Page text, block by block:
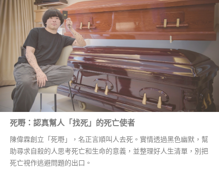
死嘢：認真幫人「找死」的死亡使者
陳偉霖創立「死嘢」，名正言順叫人去死。實情透過黑色幽默，幫
助尋求自殺的人思考死亡和生命的意義，並整理好人生清單，別把
死亡視作逃避問題的出口。